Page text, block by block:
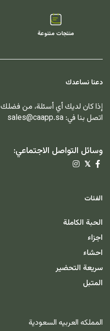
منتجات متنوعة
دعنا نساعدك
إذا كان لديك أي أسئلة، من فضلك
اتصل بنا في: sales@caapp.sa
وسائل التواصل الاجتماعي:
𝕏
الفئات
الحبة الكاملة
اجزاء
احشاء
سريعة التحضير
المتبل
المملكه العربيه السعودية